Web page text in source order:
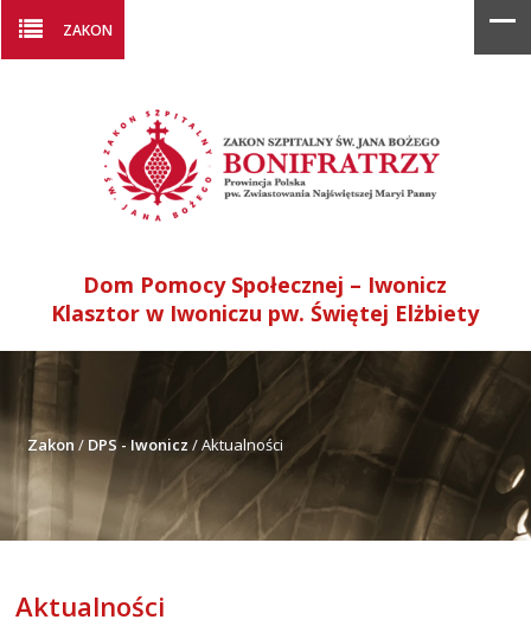
ZAKON
Dom Pomocy Społecznej – Iwonicz
Klasztor w Iwoniczu pw. Świętej Elżbiety
Zakon / DPS - Iwonicz /Aktualności
Aktualności